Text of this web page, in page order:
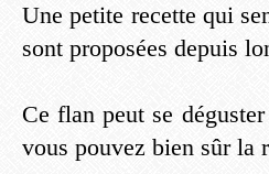
Une petite recette qui
sont proposées depuis
Ce flan peut se
vous pouvez bien sûr la